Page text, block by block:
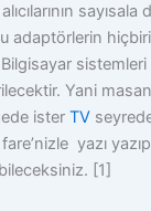
sayısala
adaptörlerin
Yani
isterTV
yazı
[1]